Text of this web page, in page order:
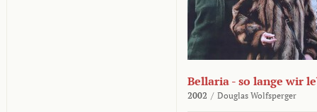
Bellaria - so lange wir
2002 / Douglas Wolfsperger